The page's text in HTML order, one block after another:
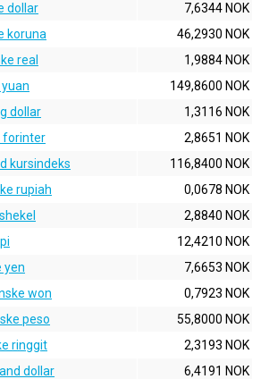
dollar
7,6344 NOK
koruna
46,2930 NOK
real
1,9884 NOK
yuan
149,8600 NOK
dollar
1,3116 NOK
forinter
2,8651 NOK
kursindeks
116,8400 NOK
rupiah
0,0678 NOK
2,8840 NOK
12,4210 NOK
yen
7,6653 NOK
won
0,7923 NOK
peso
55,8000 NOK
ringgit
2,3193 NOK
dollar
6,4191 NOK